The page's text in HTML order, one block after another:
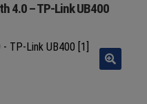
4.0 – TP-Link UB400